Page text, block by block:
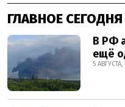
ГЛАВНОЕ СЕГОДНЯ
В РФ
ещё
5 АВГУСТА,